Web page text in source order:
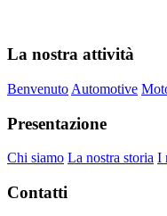
La nostra attività
Benvenuto Automotive
Presentazione
Chi siamo La nostra storia I
Contatti